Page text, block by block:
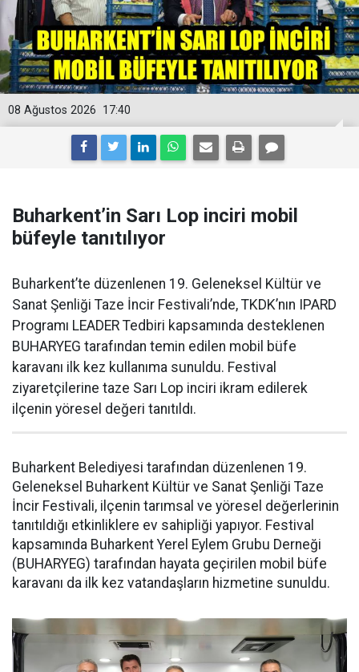
17:40
08 Ağustos 2026
Buharkent’in Sarı Lop inciri mobil
büfeyle tanıtılıyor
Buharkent’te düzenlenen 19. Geleneksel Kültür ve
Sanat Şenliği Taze İncir Festivali’nde, TKDK’nın IPARD
Programı LEADER Tedbiri kapsamında desteklenen
BUHARYEG tarafından temin edilen mobil büfe
karavanı ilk kez kullanıma sunuldu. Festival
ziyaretçilerine taze Sarı Lop inciri ikram edilerek
ilçenin yöresel değeri tanıtıldı.
Buharkent Belediyesi tarafından düzenlenen 19.
Geleneksel Buharkent Kültür ve Sanat Şenliği Taze
İncir Festivali, ilçenin tarımsal ve yöresel değerlerinin
tanıtıldığı etkinliklere ev sahipliği yapıyor. Festival
kapsamında Buharkent Yerel Eylem Grubu Derneği
(BUHARYEG) tarafından hayata geçirilen mobil büfe
karavanı da ilk kez vatandaşların hizmetine sunuldu.